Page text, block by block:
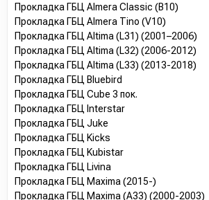
Прокладка ГБЦ Almera Classic (B10)
Прокладка ГБЦ Almera Tino (V10)
Прокладка ГБЦ Altima (L31) (2001–2006)
Прокладка ГБЦ Altima (L32) (2006-2012)
Прокладка ГБЦ Altima (L33) (2013-2018)
Прокладка ГБЦ Bluebird
Прокладка ГБЦ Cube 3 пок.
Прокладка ГБЦ Interstar
Прокладка ГБЦ Juke
Прокладка ГБЦ Kicks
Прокладка ГБЦ Kubistar
Прокладка ГБЦ Livina
Прокладка ГБЦ Maxima (2015-)
Прокладка ГБЦ Maxima (A33) (2000-2003)